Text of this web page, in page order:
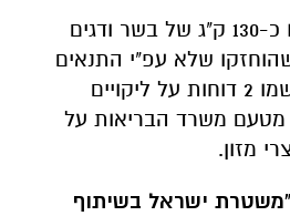
סה"כ נתפסו והושמדו כ-130 ק"ג של בשר ודגים
שלא עפ"י התנאים
הנדרשים. כמו כן, נרשמו 2 דוחות על ליקויים
ו-7 דוחות מטעם משרד הבריאות על
מזון.
ישראל בשיתוף